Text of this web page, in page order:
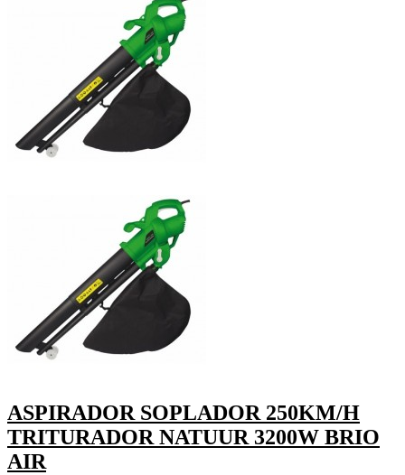
ASPIRADOR SOPLADOR 250KM/H
TRITURADOR NATUUR 3200W BRIO
AIR